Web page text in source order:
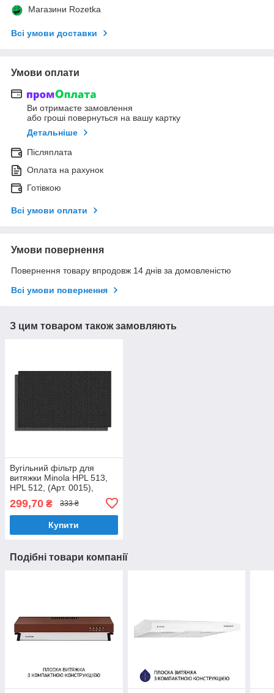
Магазини Rozetka
Всі умови доставки
Умови оплати
Ви отримаєте замовлення
або гроші повернуться на вашу картку
Детальніше
Післяплата
Оплата на рахунок
Готівкою
Всі умови оплати
Умови повернення
Повернення товару впродовж 14 днів за домовленістю
Всі умови повернення
З цим товаром також замовляють
Вугільний фільтр для
витяжки Minola HPL 513,
HPL 512, (Арт. 0015),
запчастини для витяжок
299,70 ₴ 333 ₴
Купити
Подібні товари компанії